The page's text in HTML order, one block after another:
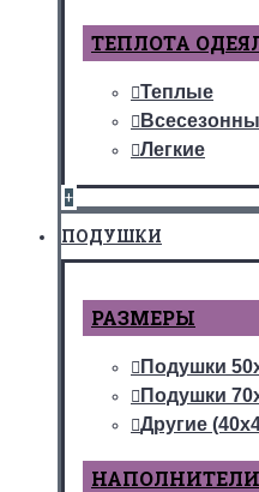
ТЕПЛОТА
Теплые
Легкие
+
ПОДУШКИ
РАЗМЕРЫ
Подушки
Подушки
Другие
НАПОЛНИТЕЛИ